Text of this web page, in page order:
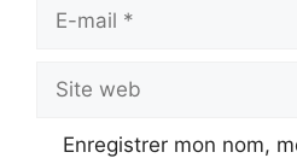
Site
web
Enregistrer mon nom,